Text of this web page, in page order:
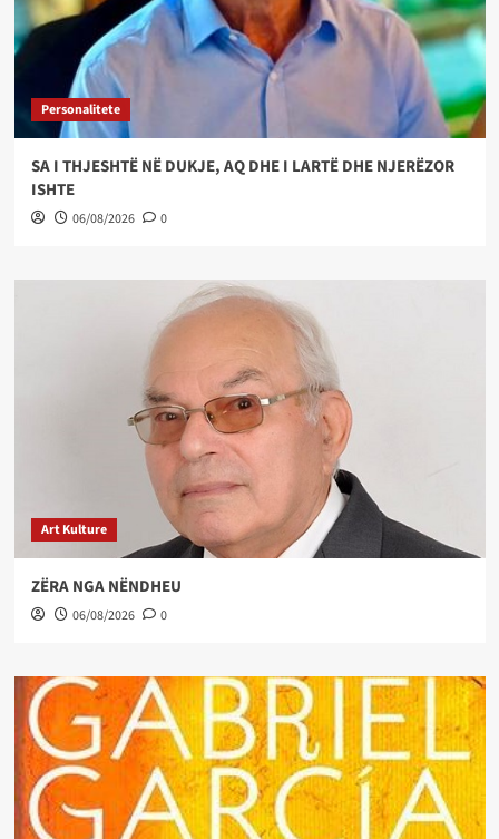
Personalitete
SA I THJESHTË NË DUKJE, AQ DHE I LARTË DHE NJERËZOR
ISHTE
06/08/2026 0
Art Kulture
ZËRA NGA NËNDHEU
06/08/2026 0